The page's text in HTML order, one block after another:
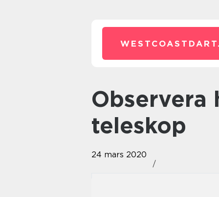
Observera himlen med ett
teleskop
24 mars 2020